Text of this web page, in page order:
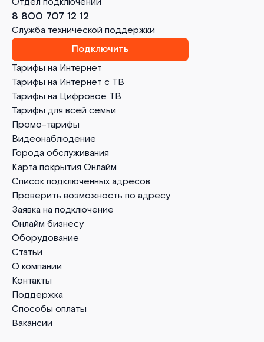
Тарифы на Интернет
Тарифы на Интернет с ТВ
Тарифы на Цифровое ТВ
Тарифы для всей семьи
Промо-тарифы
Видеонаблюдение
Города обслуживания
Карта покрытия Онлайм
Список подключенных адресов
Проверить возможность по адресу
Заявка на подключение
Онлайм бизнесу
Оборудование
Статьи
О компании
Контакты
Поддержка
Способы оплаты
Вакансии
8 800 707 12 12
Служба технической поддержки
Подключить